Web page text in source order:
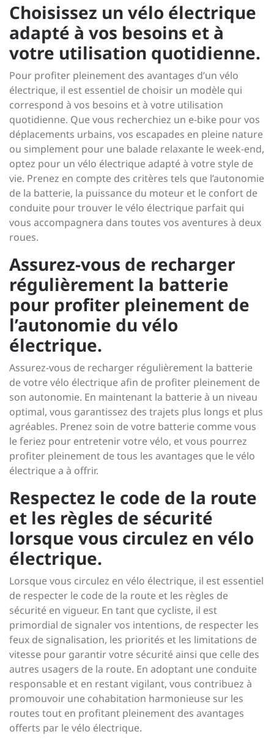
Choisissez un vélo électrique
adapté à vos besoins et à
votre utilisation quotidienne.
Pour profiter pleinement des avantages d’un vélo
électrique, il est essentiel de choisir un modèle qui
correspond à vos besoins et à votre utilisation
quotidienne. Que vous recherchiez un e-bike pour vos
déplacements urbains, vos escapades en pleine nature
ou simplement pour une balade relaxante le week-end,
optez pour un vélo électrique adapté à votre style de
vie. Prenez en compte des critères tels que l’autonomie
de la batterie, la puissance du moteur et le confort de
conduite pour trouver le vélo électrique parfait qui
vous accompagnera dans toutes vos aventures à deux
roues.
Assurez-vous de recharger
régulièrement la batterie
pour profiter pleinement de
l’autonomie du vélo
électrique.
Assurez-vous de recharger régulièrement la batterie
de votre vélo électrique afin de profiter pleinement de
son autonomie. En maintenant la batterie à un niveau
optimal, vous garantissez des trajets plus longs et plus
agréables. Prenez soin de votre batterie comme vous
le feriez pour entretenir votre vélo, et vous pourrez
profiter pleinement de tous les avantages que le vélo
électrique a à offrir.
Respectez le code de la route
et les règles de sécurité
lorsque vous circulez en vélo
électrique.
Lorsque vous circulez en vélo électrique, il est essentiel
de respecter le code de la route et les règles de
sécurité en vigueur. En tant que cycliste, il est
primordial de signaler vos intentions, de respecter les
feux de signalisation, les priorités et les limitations de
vitesse pour garantir votre sécurité ainsi que celle des
autres usagers de la route. En adoptant une conduite
responsable et en restant vigilant, vous contribuez à
promouvoir une cohabitation harmonieuse sur les
routes tout en profitant pleinement des avantages
offerts par le vélo électrique.